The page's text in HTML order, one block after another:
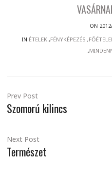
ON
IN ÉTELEK,FÉNYKÉPEZÉS ,
,
Prev Post
Szomorú kilincs
Next Post
Természet